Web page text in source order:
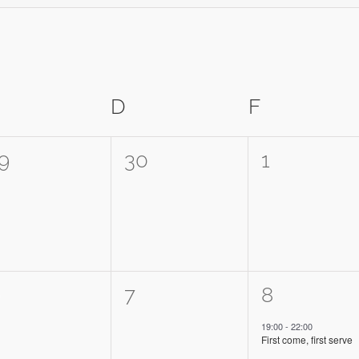
D DONNERSTAG
FFREITAG
0
30
0
1
0
Veranstaltungen,
7
1
8
19:00-22:00
First come, first serve